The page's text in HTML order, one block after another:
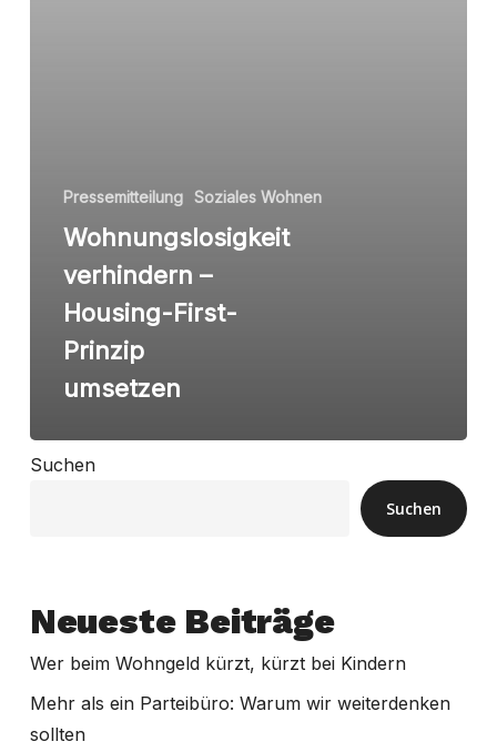
Pressemitteilung Soziales Wohnen
Wohnungslosigkeit
verhindern –
Housing-First-
Prinzip
umsetzen
Suchen
Suchen
Neueste Beiträge
Wer beim Wohngeld kürzt, kürzt bei Kindern
Mehr als ein Parteibüro: Warum wir weiterdenken
sollten